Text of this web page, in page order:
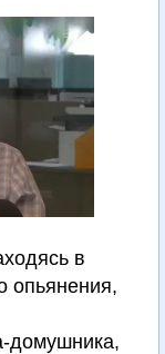
в
опьянения,
домушника,